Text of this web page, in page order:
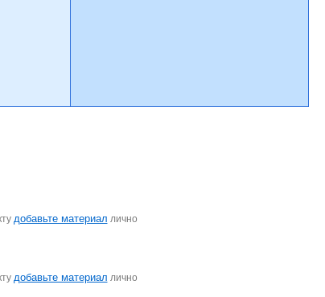
добавьте материал лично
добавьте материал лично